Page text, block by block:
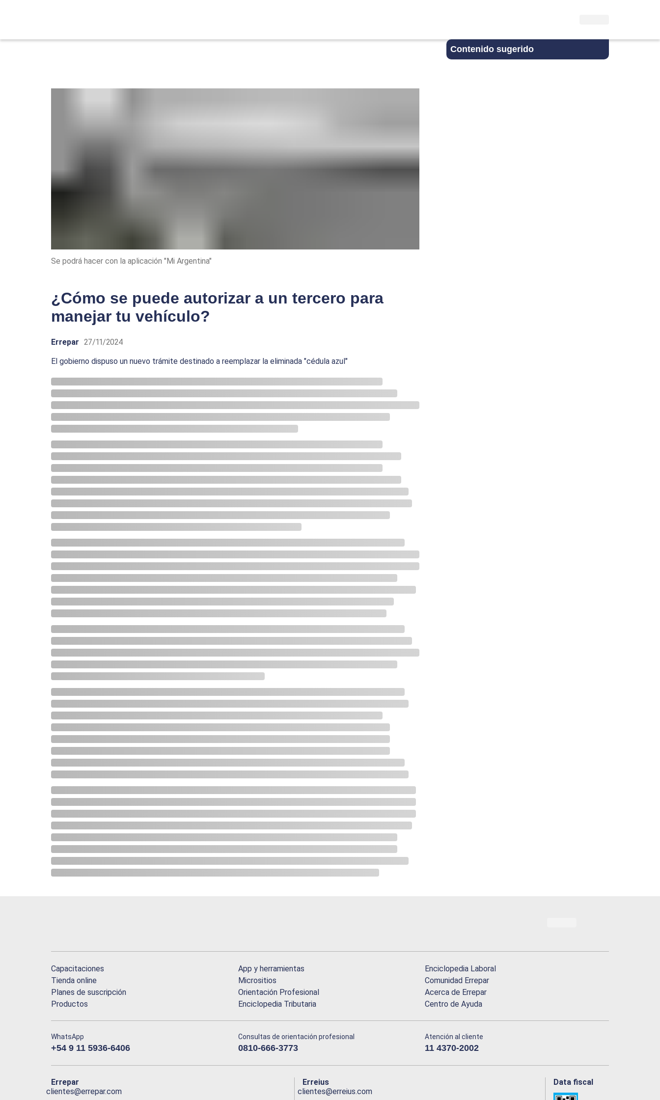
Contenido sugerido
Se podrá hacer con la aplicación "Mi Argentina"
¿Cómo se puede autorizar a un tercero para
manejar tu vehículo?
Errepar 27/11/2024
El gobierno dispuso un nuevo trámite destinado a reemplazar la eliminada "cédula azul"
Capacitaciones
Tienda online
Planes de suscripción
Productos
App y herramientas
Micrositios
Orientación Profesional
Enciclopedia Tributaria
Enciclopedia Laboral
Comunidad Errepar
Acerca de Errepar
Centro de Ayuda
WhatsApp
+54 9 11 5936-6406
Consultas de orientación profesional
0810-666-3773
Atención al cliente
11 4370-2002
Errepar
clientes@errepar.com
Erreius
clientes@erreius.com
Data fiscal